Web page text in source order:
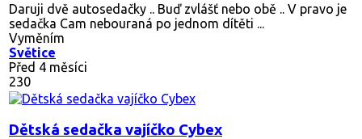
Daruji dvě autosedačky .. Buď zvlášť nebo obě .. V pravo je
sedačka Cam nebouraná po jednom dítěti ...
Vyměním
Světice
Před 4 měsíci
230
Dětská sedačka vajíčko Cybex